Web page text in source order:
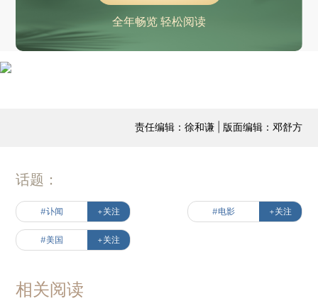
全年畅览 轻松阅读
责任编辑：徐和谦 | 版面编辑：邓舒方
话题：
#讣闻 +关注 #电影 +关注
#美国 +关注
相关阅读